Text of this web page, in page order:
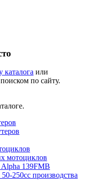
каталога или
по сайту.
мотоциклов
Alpha 139FMB
250сс производства